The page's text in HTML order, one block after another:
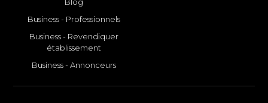
Blog
Business - Professionnels
Business - Revendiquer
établissement
Business - Annonceurs